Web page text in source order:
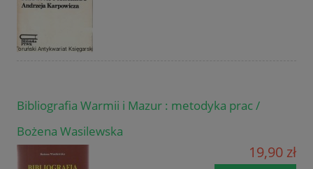
Bibliografia Warmii i Mazur : metodyka prac /
Bożena Wasilewska
19,90 zł